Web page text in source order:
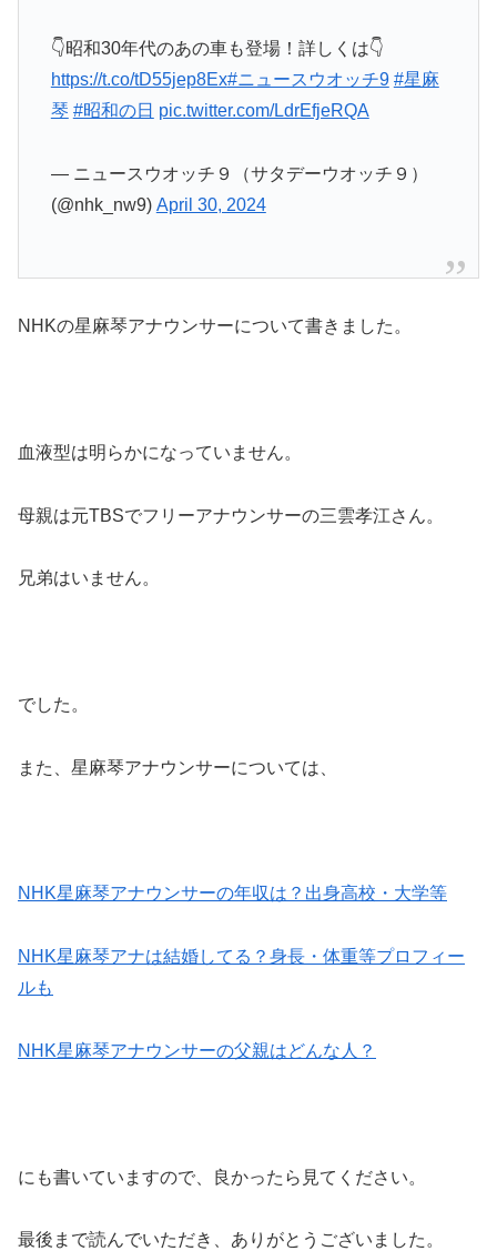
👇昭和30年代のあの車も登場！詳しくは👇
https://t.co/tD55jep8Ex#ニュースウオッチ9 #星麻
琴 #昭和の日 pic.twitter.com/LdrEfjeRQA
— ニュースウオッチ９（サタデーウオッチ９）
(@nhk_nw9) April 30, 2024
NHKの星麻琴アナウンサーについて書きました。
血液型は明らかになっていません。
母親は元TBSでフリーアナウンサーの三雲孝江さん。
兄弟はいません。
でした。
また、星麻琴アナウンサーについては、
NHK星麻琴アナウンサーの年収は？出身高校・大学等
NHK星麻琴アナは結婚してる？身長・体重等プロフィー
ルも
NHK星麻琴アナウンサーの父親はどんな人？
にも書いていますので、良かったら見てください。
最後まで読んでいただき、ありがとうございました。